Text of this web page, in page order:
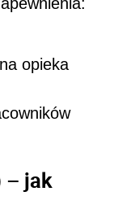
opieka
– jak